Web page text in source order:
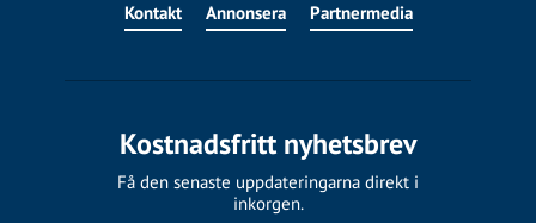
Kontakt Annonsera Partnermedia
Kostnadsfritt nyhetsbrev
Få den senaste uppdateringarna direkt i
inkorgen.